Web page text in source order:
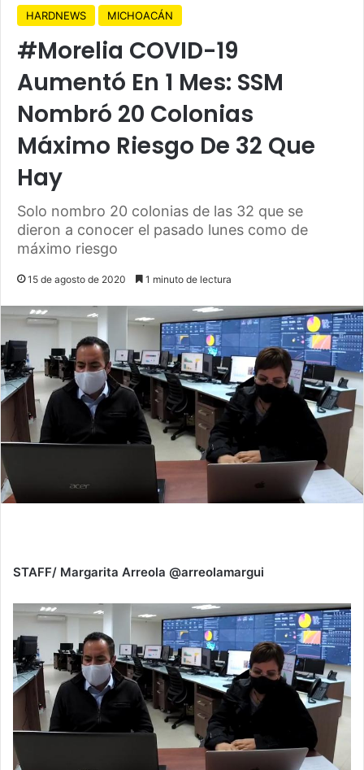
HARDNEWS MICHOACÁN
#Morelia COVID-19
Aumentó En 1 Mes: SSM
Nombró 20 Colonias
Máximo Riesgo De 32 Que
Hay
Solo nombro 20 colonias de las 32 que se
dieron a conocer el pasado lunes como de
máximo riesgo
15 de agosto de 2020 1 minuto de lectura
STAFF/ Margarita Arreola @arreolamargui